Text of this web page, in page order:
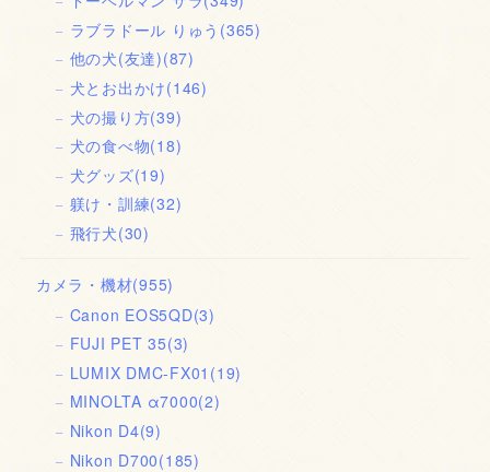
ラブラドール りゅう (365)
他の犬(友達)(87)
犬とお出かけ(146)
犬の撮り方(39)
犬の食べ物(18)
犬グッズ(19)
躾け・訓練(32)
飛行犬(30)
カメラ・機材(955)
Canon EOS5QD(3)
FUJI PET 35(3)
LUMIX DMC-FX01 (19)
MINOLTA α7000(2)
Nikon D4(9)
Nikon D700(185)